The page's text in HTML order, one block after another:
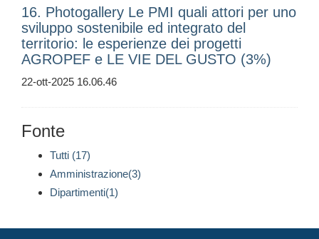
16. Photogallery Le PMI quali attori per uno
sviluppo sostenibile ed integrato del
territorio: le esperienze dei progetti
AGROPEF e LE VIE DEL GUSTO (3%)
22-ott-2025 16.06.46
Fonte
Tutti (17)
Amministrazione(3)
Dipartimenti(1)